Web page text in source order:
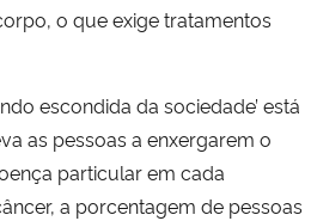
o que exige tratamentos
escondida da sociedade’ está
as pessoas a enxergarem o
particular em cada
a porcentagem de pessoas